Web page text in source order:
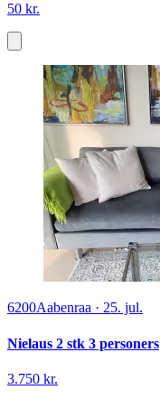
50 kr.
6200Aabenraa · 25. jul.
Nielaus 2 stk 3 personers
3.750 kr.